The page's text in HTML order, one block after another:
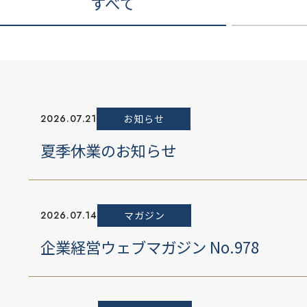
2026.07.21 お知らせ
夏季休業のお知らせ
2026.07.14 マガジン
企業経営ウェブマガジン No.978